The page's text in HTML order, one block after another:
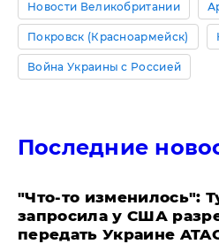
Новости Великобритании
Покровск (Красноармейск)
Война Украины с Россией
Последние
​"Что-то изменилось":
запросила у США
передать Украине